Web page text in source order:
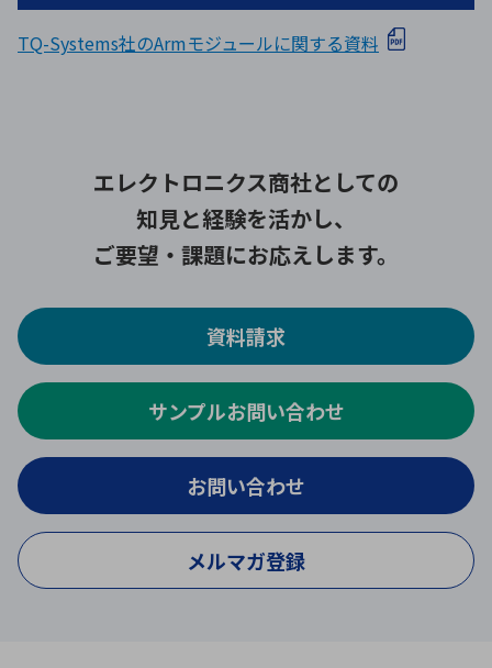
TQ-Systems社のArmモジュールに関する資料
エレクトロニクス商社としての
知見と経験を活かし、
ご要望・課題にお応えします。
資料請求
サンプルお問い合わせ
お問い合わせ
メルマガ登録